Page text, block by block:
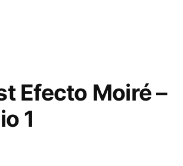
Efecto Moiré –
1